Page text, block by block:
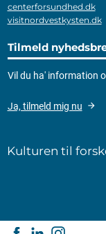
centerforsundhed.dk
visitnordvestkysten.dk
Tilmeld
Vil du ha' information
Ja, tilmeld mig nu
Kulturen til